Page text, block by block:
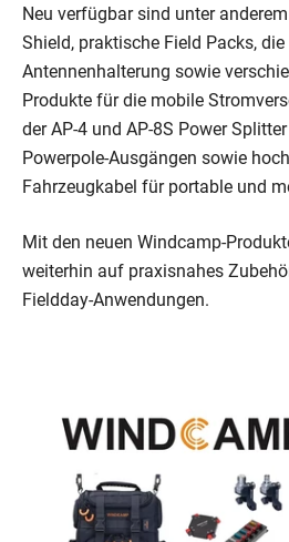
Neu verfügbar sind unter
Shield, praktische Field Packs, die
Antennenhalterung sowie
Produkte für die mobile
der AP-4 und AP-8S Power
Powerpole-Ausgängen sowie
Fahrzeugkabel für portable und
Mit den neuen Windcamp-
weiterhin auf praxisnahes
Fieldday-Anwendungen.